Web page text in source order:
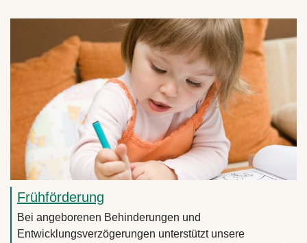
Frühförderung
Bei angeborenen Behinderungen und
Entwicklungsverzögerungen unterstützt unsere